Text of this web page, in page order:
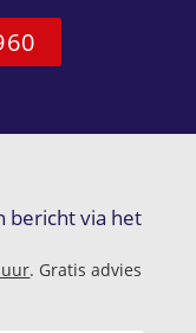
bericht via het
. Gratis advies